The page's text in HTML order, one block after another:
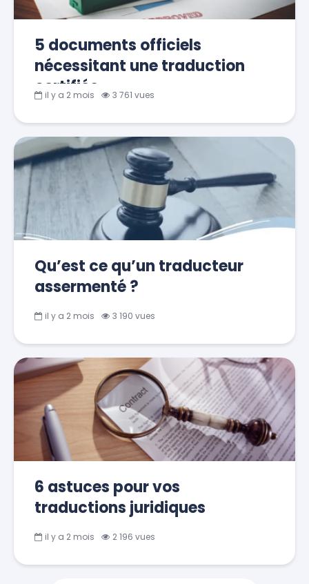
5 documents officiels
nécessitant une traduction
certifiée
il y a 2 mois 3 761 vues
Qu’est ce qu’un traducteur
assermenté ?
il y a 2 mois 3 190 vues
6 astuces pour vos
traductions juridiques
il y a 2 mois 2 196 vues